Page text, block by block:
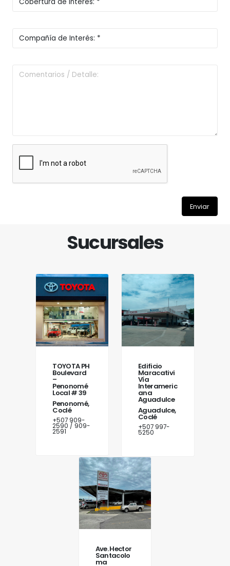
Enviar
Sucursales
TOYOTA PH
Boulevard
–
Penonomé
Local # 39
Penonomé,
Coclé
+507 909-
2590 / 909-
2591
Edificio
Maracativi
Vía
Interameric
ana
Aguadulce
Aguadulce,
Coclé
+507 997-
5250
Ave. Hector
Santacolo
ma